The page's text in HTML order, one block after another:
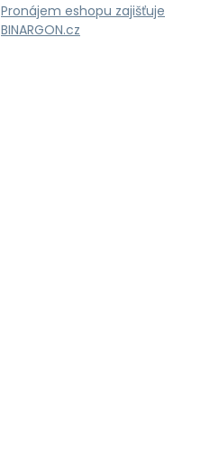
Pronájem eshopu zajišťuje
BINARGON.cz